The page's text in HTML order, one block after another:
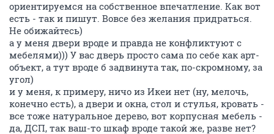
ориентируемся на собственное впечатление. Как вот
есть - так и пишут. Вовсе без желания придраться.
Не обижайтесь)
а у меня двери вроде и правда не конфликтуют с
мебелями))) У вас дверь просто сама по себе как арт-
объект, а тут вроде б задвинута так, по-скромному, за
угол)
и у меня, к примеру, ничо из Икеи нет (ну, мелочь,
конечно есть), а двери и окна, стол и стулья, кровать -
все тоже натуральное дерево, вот корпусная мебель -
да, ДСП, так ваш-то шкаф вроде такой же, разве нет?